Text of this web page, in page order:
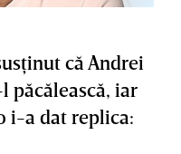
că Andrei
păcălească, iar
i-a dat replica: